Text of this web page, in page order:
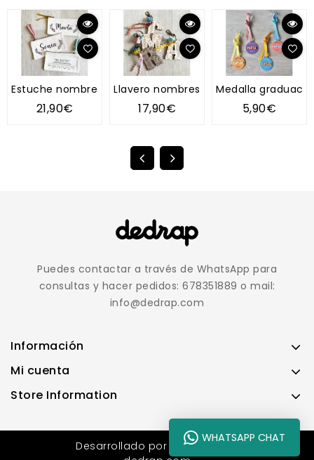
Estuche nombre maestra
21,90€
Llavero nombres alumnos
17,90€
Medalla
5,90€
Puedes contactar a través de WhatsApp para
consultas y hacer pedidos: 678351889 o mail:
info@dedrap.com
Información
Mi cuenta
Store Information
Desarrollado por
dracnet.com
WHATSAPP CHAT